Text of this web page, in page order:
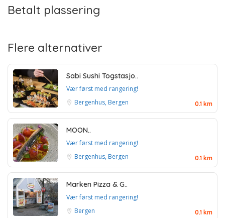
Betalt plassering
Flere alternativer
Sabi Sushi Togstasjo..
Vær først med rangering!
Bergenhus, Bergen
0.1 km
MOON..
Vær først med rangering!
Bergenhus, Bergen
0.1 km
Marken Pizza & G..
Vær først med rangering!
Bergen
0.1 km